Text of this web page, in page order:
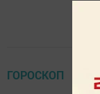
ГОРОСКОП